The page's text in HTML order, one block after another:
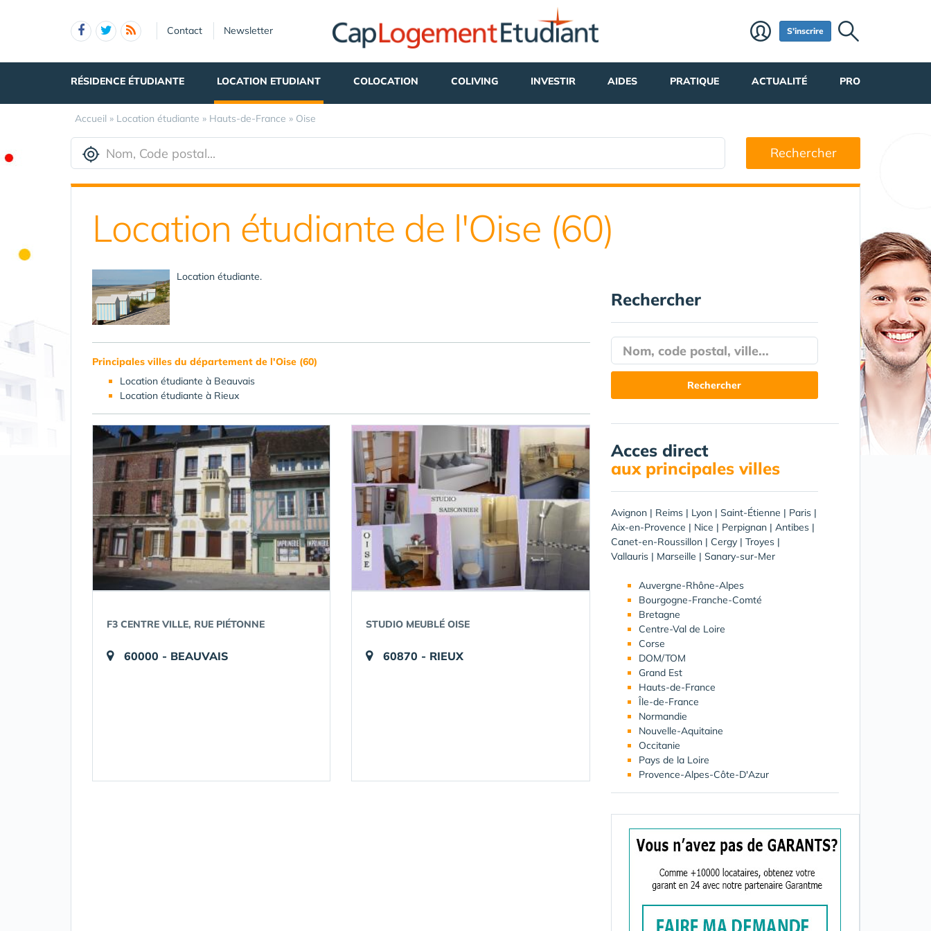
Contact Newsletter S'inscrire
RÉSIDENCE ÉTUDIANTE LOCATION ETUDIANT COLOCATION COLIVING INVESTIR AIDES PRATIQUE ACTUALITÉ PRO
Accueil » Location étudiante » Hauts-de-France » Oise
Rechercher
Location étudiante de l'Oise (60)
Location étudiante.
Principales villes du département de l'Oise (60)
Location étudiante à Beauvais
Location étudiante à Rieux
F3 CENTRE VILLE, RUE PIÉTONNE
60000 - BEAUVAIS
STUDIO MEUBLÉ OISE
60870 - RIEUX
Rechercher
Acces direct
aux principales villes
Avignon| Reims| Lyon| Saint-Étienne | Paris|
Aix-en-Provence | Nice | Perpignan| Antibes|
Canet-en-Roussillon| Cergy| Troyes|
Vallauris| Marseille | Sanary-sur-Mer
Auvergne-Rhône-Alpes
Bourgogne-Franche-Comté
Bretagne
Centre-Val de Loire
Corse
DOM/TOM
Grand Est
Hauts-de-France
Île-de-France
Normandie
Nouvelle-Aquitaine
Occitanie
Pays de la Loire
Provence-Alpes-Côte-D'Azur